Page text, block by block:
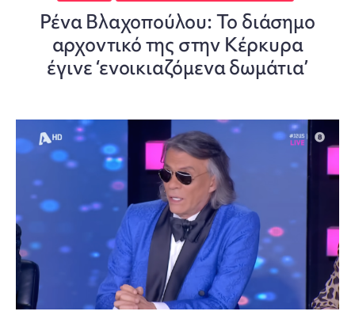
Ρένα Βλαχοπούλου: Το διάσημο
αρχοντικό της στην Κέρκυρα
έγινε ‘ενοικιαζόμενα δωμάτια’